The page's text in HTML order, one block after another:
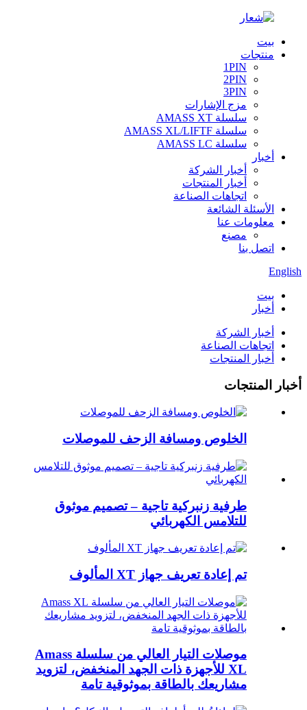
بيت
منتجات
1PIN
2PIN
3PIN
مزج الإشارات
سلسلة AMASS XT
سلسلة AMASS XL/LIFTF
سلسلة AMASS LC
أخبار
أخبار الشركة
أخبار المنتجات
اتجاهات الصناعة
الأسئلة الشائعة
معلومات عنا
مصنع
اتصل بنا
English
بيت
أخبار
أخبار الشركة
اتجاهات الصناعة
أخبار المنتجات
أخبار المنتجات
الخلوص ومسافة الزحف للموصلات
طرفية زنبركية تاجية – تصميم موثوق
للتلامس الكهربائي
تم إعادة تعريف جهاز XT المألوف
موصلات التيار العالي من سلسلة Amass
XL للأجهزة ذات الجهد المنخفض، لتزويد
مشاريعك بالطاقة بموثوقية تامة